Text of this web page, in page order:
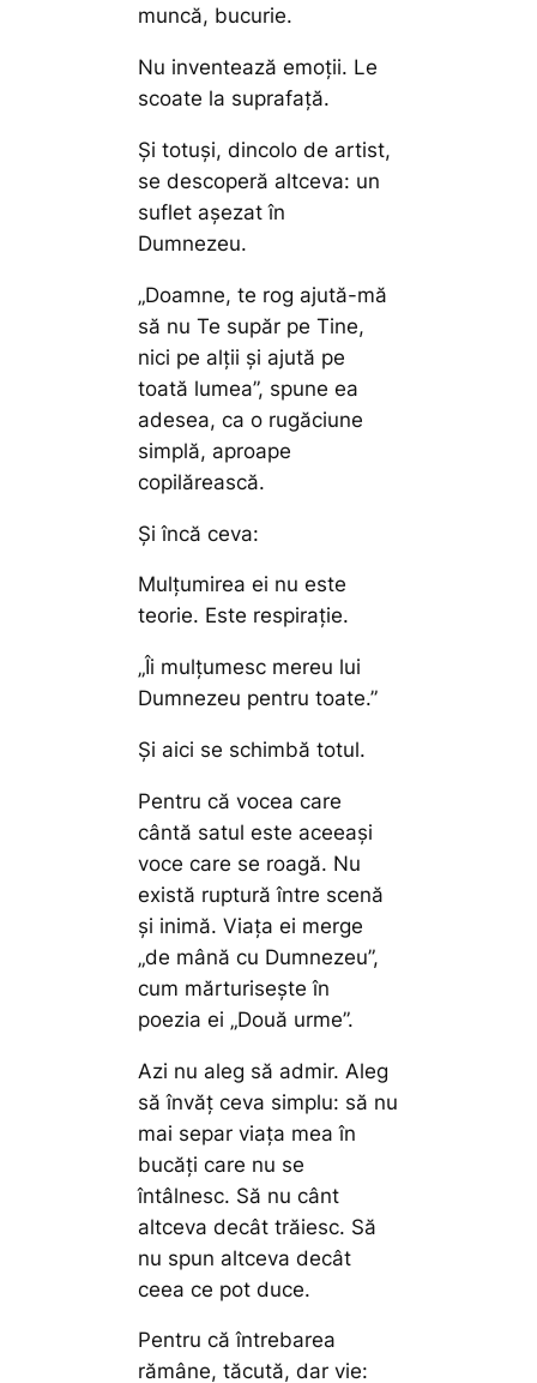
muncă, bucurie.
Nu inventează emoții. Le
scoate la suprafață.
Și totuși, dincolo de artist,
se descoperă altceva: un
suflet așezat în
Dumnezeu.
„Doamne, te rog ajută-mă
să nu Te supăr pe Tine,
nici pe alții și ajută pe
toată lumea”, spune ea
adesea, ca o rugăciune
simplă, aproape
copilărească.
Și încă ceva:
Mulțumirea ei nu este
teorie. Este respirație.
„Îi mulțumesc mereu lui
Dumnezeu pentru toate.”
Și aici se schimbă totul.
Pentru că vocea care
cântă satul este aceeași
voce care se roagă. Nu
există ruptură între scenă
și inimă. Viața ei merge
„de mână cu Dumnezeu”,
cum mărturisește în
poezia ei „Două urme”.
Azi nu aleg să admir. Aleg
să învăț ceva simplu: să nu
mai separ viața mea în
bucăți care nu se
întâlnesc. Să nu cânt
altceva decât trăiesc. Să
nu spun altceva decât
ceea ce pot duce.
Pentru că întrebarea
rămâne, tăcută, dar vie: